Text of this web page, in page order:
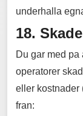
underhalla
18.
Du gar med pa
operatorer
eller kostnader
fran: